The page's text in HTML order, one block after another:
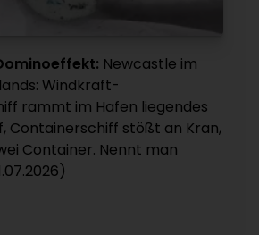
im positiven Bereich
Newcastle im
Windkraft-
rammt im Hafen liegendes
Containerschiff stößt an Kran,
Container. Nennt man